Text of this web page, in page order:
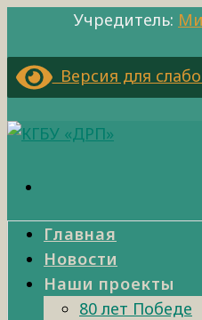
Учредитель:
Версия для
Главная
Новости
Наши проекты
80 лет Победе